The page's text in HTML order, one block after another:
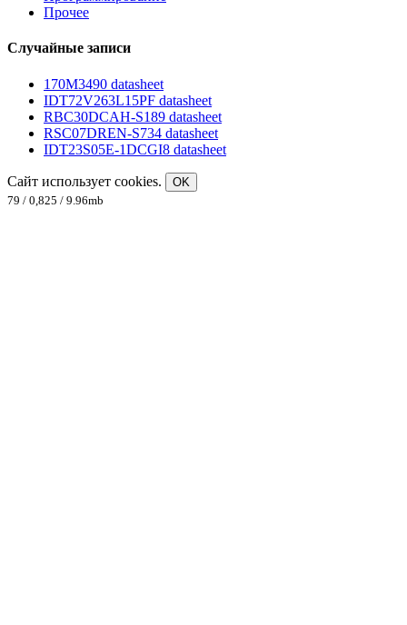
Прочее
Случайные записи
170M3490 datasheet
IDT72V263L15PF datasheet
RBC30DCAH-S189 datasheet
RSC07DREN-S734 datasheet
IDT23S05E-1DCGI8 datasheet
Сайт использует cookies.
OK
79 / 0,825 / 9.96mb